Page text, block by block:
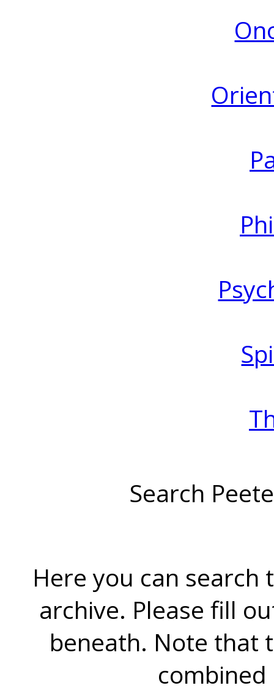
Search
Here you can search
archive. Please fill
beneath. Note that
combined